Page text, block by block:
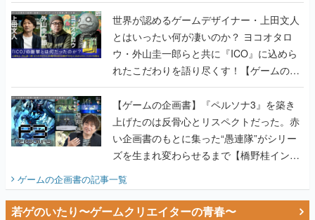
世界が認めるゲームデザイナー・上田文人
とはいったい何が凄いのか？ ヨコオタロ
ウ・外山圭一郎らと共に『ICO』に込めら
れたこだわりを語り尽くす！【ゲームの企
画書】
【ゲームの企画書】『ペルソナ3』を築き
上げたのは反骨心とリスペクトだった。赤
い企画書のもとに集った“愚連隊”がシリー
ズを生まれ変わらせるまで【橋野桂インタ
ゲームの企画書の記事一覧
若ゲのいたり〜ゲームクリエイターの青春〜